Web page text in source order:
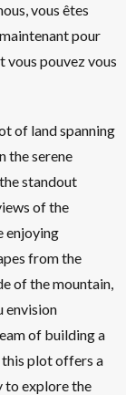
vous êtes
pour
vous pouvez vous
of land spanning
the serene
standout
of the
enjoying
from the
of the mountain,
envision
of building a
this plot offers a
to explore the